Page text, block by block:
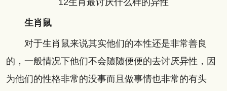
12生肖最讨厌什么样的异性
生肖鼠
对于生肖鼠来说其实他们的本性还是非常善良
的，一般情况下他们不会随随便便的去讨厌异性，因
为他们的性格非常的没事而且做事情也非常的有头